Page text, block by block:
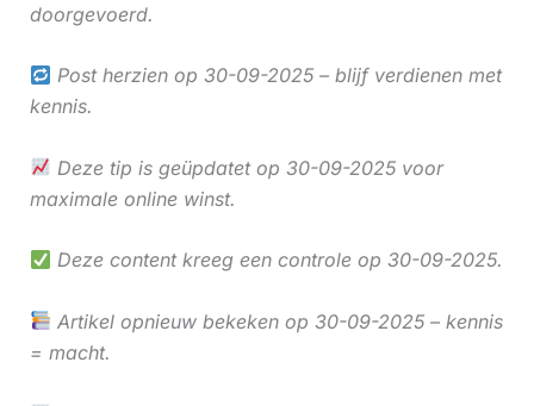
doorgevoerd.
Post herzien op 30-09-2025 – blijf verdienen met
kennis.
Deze tip is geüpdatet op 30-09-2025 voor
maximale online winst.
Deze content kreeg een controle op 30-09-2025.
Artikel opnieuw bekeken op 30-09-2025 – kennis
= macht.